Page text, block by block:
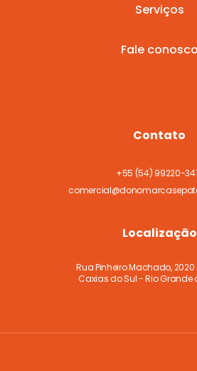
Serviços
Fale conosco
Contato
+55 (54) 99220-
Localização
Rua Pinheiro Machado, 2020
Caxias do Sul - Rio Grande